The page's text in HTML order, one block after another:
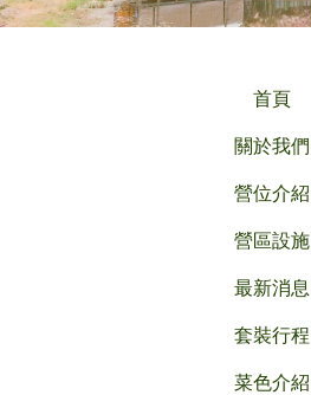
首頁
關於我們
營位介紹
營區設施
最新消息
套裝行程
菜色介紹